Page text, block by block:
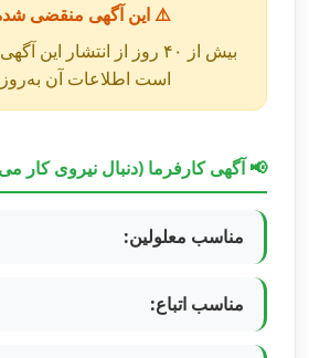
⚠️ این آگهی منقضی
بیش از ۴۰ روز از انتشار
است اطلاعات آن به‌روز
📢 آگهی کارفرما (دنبال نیروی کار
مناسب معلولین:
مناسب اتباع: